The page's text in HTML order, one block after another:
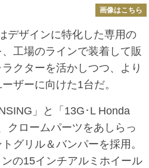
画像はこちら
デザインに特化した専用の
工場のラインで装着して販
クターを活かしつつ、より
ザーに向けた1台だ。
」と「13G･L Honda
クロームパーツをあしらっ
グリル＆バンパーを採用。
の15インチアルミホイール